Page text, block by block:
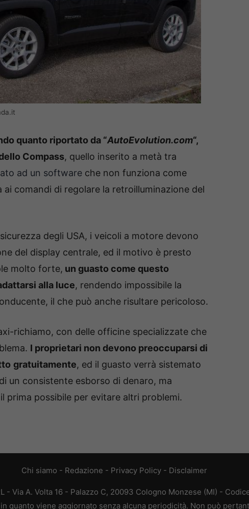
quanto riportato da “AutoEvolution.com“,
Compass, quello inserito a metà tra
ad un software che non funziona come
comandi di regolare la retroilluminazione del
degli USA, i veicoli a motore devono
del display centrale, ed il motivo è presto
molto forte, un guasto come questo
alla luce, rendendo impossibile la
il che può anche risultare pericoloso.
richiamo, con delle officine specializzate che
I proprietari non devono preoccuparsi di
gratuitamente, ed il guasto verrà sistemato
un consistente esborso di denaro, ma
prima possibile per evitare altri problemi.
Chi siamo - Redazione - Privacy Policy - Disclaimer
- Via A. Volta 16 - Palazzo C, 20093 Cologno Monzese (MI) -
quanto viene aggiornato senza alcuna periodicità. Non può